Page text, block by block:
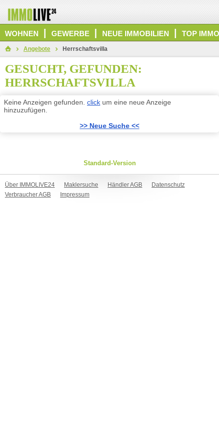
WOHNEN GEWERBE NEUE IMMOBILIEN TOP
Angebote Herrschaftsvilla
GESUCHT, GEFUNDEN:
HERRSCHAFTSVILLA
Keine Anzeigen gefunden. click um eine neue Anzeige
hinzuzufügen.
>> Neue Suche <<
Standard-Version
Über IMMOLIVE24 Maklersuche Händler AGB
Datenschutz
Verbraucher AGB
Impressum